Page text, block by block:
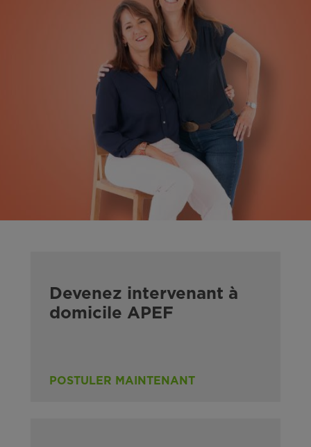
Devenez intervenant à
domicile APEF
POSTULER MAINTENANT